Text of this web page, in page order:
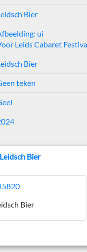
Bier
ui
Leids Cabaret
Bier
teken
Leidsch Bier
Bier